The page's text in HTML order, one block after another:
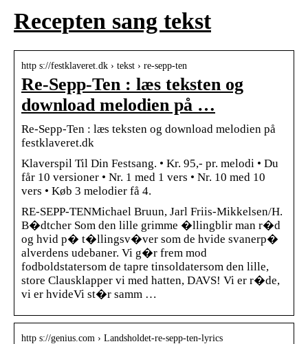
Recepten sang tekst
http s://festklaveret.dk › tekst › re-sepp-ten
Re-Sepp-Ten : læs teksten og
download melodien på …
Re-Sepp-Ten : læs teksten og download melodien på
festklaveret.dk
Klaverspil Til Din Festsang. • Kr. 95,- pr. melodi • Du
får 10 versioner • Nr. 1 med 1 vers • Nr. 10 med 10
vers • Køb 3 melodier få 4.
RE-SEPP-TENMichael Bruun, Jarl Friis-Mikkelsen/H.
B�dtcher Som den lille grimme �llingblir man r�d
og hvid p� t�llingsv�ver som de hvide svanerp�
alverdens udebaner. Vi g�r frem mod
fodboldstatersom de tapre tinsoldatersom den lille,
store Clausklapper vi med hatten, DAVS! Vi er r�de,
vi er hvideVi st�r samm …
http s://genius.com › Landsholdet-re-sepp-ten-lyrics